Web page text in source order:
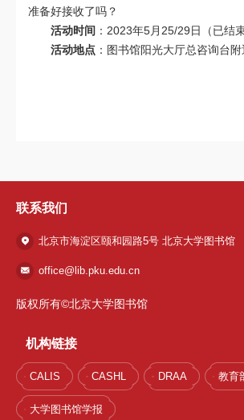
准备好接收了吗？
活动时间 ：2023年5月25/29日（已结束
活动地点 ：图书馆阳光大厅总咨询台附
联系我们
北京市海淀区颐和园路5号 北京大学图书馆
office@lib.pku.edu.cn
版权所有©北京大学图书馆
机构链接
CALIS CASHL DRAA 教育
大学图书馆学报